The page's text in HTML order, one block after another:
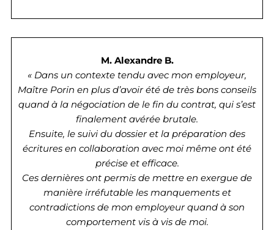
M. Alexandre B.
« Dans un contexte tendu avec mon employeur,
Maître Porin en plus d’avoir été de très bons conseils
quand à la négociation de le fin du contrat, qui s’est
finalement avérée brutale.
Ensuite, le suivi du dossier et la préparation des
écritures en collaboration avec moi même ont été
précise et efficace.
Ces dernières ont permis de mettre en exergue de
manière irréfutable les manquements et
contradictions de mon employeur quand à son
comportement vis à vis de moi.